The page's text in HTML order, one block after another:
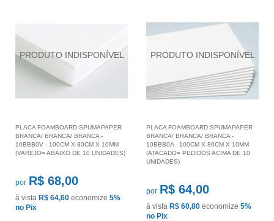
PLACA FOAMBOARD SPUMAPAPER
BRANCA/ BRANCA/ BRANCA -
10BBB0V - 100CM X 80CM X 10MM
(VAREJO= ABAIXO DE 10 UNIDADES)
por R$ 68,00
à vista R$ 64,60 economize 5%
no Pix
PLACA FOAMBOARD SPUMAPAPER
BRANCA/ BRANCA/ BRANCA -
10BBB0A - 100CM X 80CM X 10MM
(ATACADO= PEDIDOS ACIMA DE 10
UNIDADES)
por R$ 64,00
à vista R$ 60,80 economize 5%
no Pix